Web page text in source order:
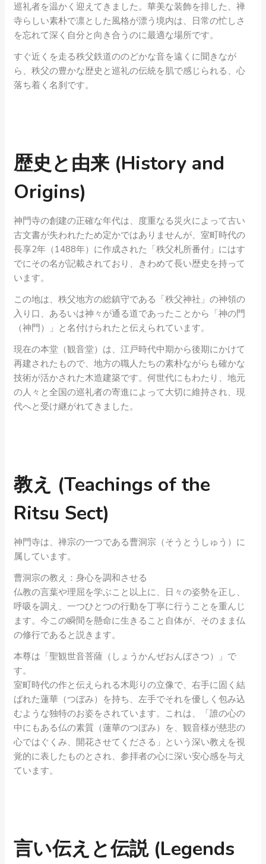
巡礼者を温かく迎えてきました。華美な装飾を排した、禅
寺らしい素朴で凛とした風格が漂う境内は、日常の忙しさ
を忘れて深く自分と向き合うのに最適な場所です。
すぐ近くを走る秩父鉄道ののどかな音を遠くに聞きなが
ら、秩父の豊かな歴史と巡礼の伝統を肌で感じられる、心
落ち着く名刹です。
歴史と由来 (History and
Origins)
神門寺の創建の正確な年代は、度重なる災火によって古い
古文書が失われたため定かではありませんが、室町時代の
長享2年（1488年）に作成された「秩父札所番付」にはす
でにその名が記載されており、きわめて長い歴史を持って
います。
この地は、秩父地方の総鎮守である「秩父神社」の神領の
入り口、あるいは神々が通る道であったことから「神の門
（神門）」と名付けられたと伝えられています。
現在の本堂（観音堂）は、江戸時代中期から後期にかけて
再建されたもので、地方の職人たちの素朴ながらも確かな
技術が活かされた木造建築です。何世代にもわたり、地元
の人々と全国の巡礼者の寄進によって大切に維持され、現
代へと受け継がれてきました。
教え (Teachings of the
Ritsu Sect)
神門寺は、禅宗の一つである曹洞宗（そうとうしゅう）に
属しています。
曹洞宗の教え：身心を調和させる
仏教の言葉や理屈を学ぶこと以上に、日々の姿勢を正し、
呼吸を調え、一つひとつの行動を丁寧に行うことを重んじ
ます。今この瞬間を懸命に生きること自体が、そのまま仏
の修行であると説きます。
本尊は「聖観世音菩薩（しょうかんぜおんぼさつ）」で
す。
室町時代の作と伝えられる木彫りの立像で、右手に固く結
ばれた蓮華（つぼみ）を持ち、左手でそれを優しく包み込
むような独特のお姿をされています。これは、「誰の心の
中にもある仏の素質（蓮華のつぼみ）を、観音様が慈悲の
心ではぐくみ、開花させてくださる」という深い教えを視
覚的に表したものとされ、参拝者の心に深い安心感を与え
ています。
言い伝えと伝説 (Legends